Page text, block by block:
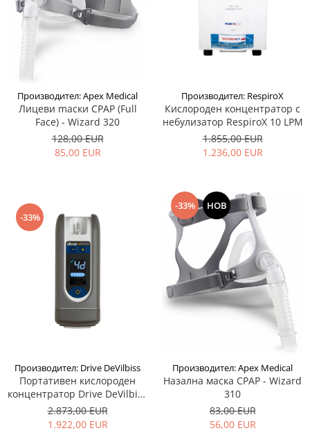
Производител: Apex Medical
Лицеви mаски CPAP (Full
Face) - Wizard 320
128,00 EUR
85,00 EUR
Производител: RespiroX
Кислороден концентратор с
небулизатор RespiroX 10 LPM
1.855,00 EUR
1.236,00 EUR
-33%
Производител: Drive DeVilbiss
Портативен кислороден
концентратор Drive DeVilbiss
iGo2
2.873,00 EUR
1.922,00 EUR
-33% НОВ
Производител: Apex Medical
Назална маска CPAP - Wizard
310
83,00 EUR
56,00 EUR